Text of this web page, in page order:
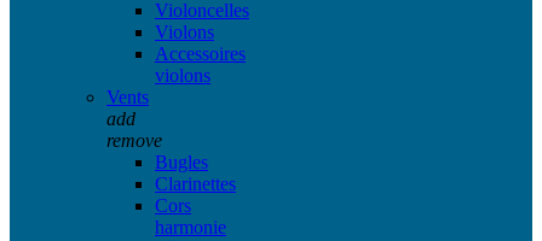
Violoncelles
Violons
Accessoires
violons
Vents
add
remove
Bugles
Clarinettes
Cors
harmonie